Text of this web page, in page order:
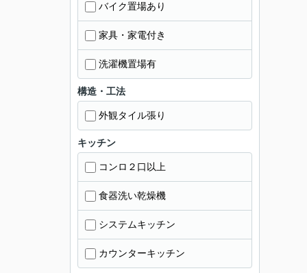
バイク置場あり
家具・家電付き
洗濯機置場有
構造・工法
外観タイル張り
キッチン
コンロ２口以上
食器洗い乾燥機
システムキッチン
カウンターキッチン